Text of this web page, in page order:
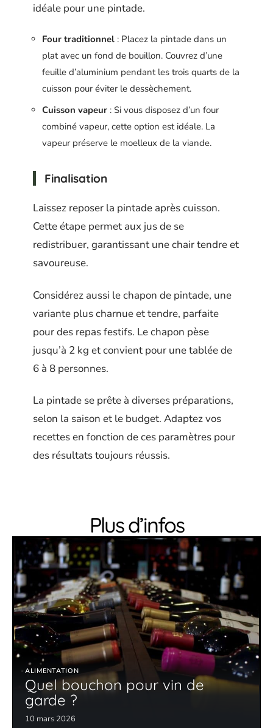
idéale pour une pintade.
Four traditionnel : Placez la pintade dans un
plat avec un fond de bouillon. Couvrez d’une
feuille d’aluminium pendant les trois quarts de la
cuisson pour éviter le dessèchement.
Cuisson vapeur : Si vous disposez d’un four
combiné vapeur, cette option est idéale. La
vapeur préserve le moelleux de la viande.
Finalisation
Laissez reposer la pintade après cuisson.
Cette étape permet aux jus de se
redistribuer, garantissant une chair tendre et
savoureuse.
Considérez aussi le chapon de pintade, une
variante plus charnue et tendre, parfaite
pour des repas festifs. Le chapon pèse
jusqu’à 2 kg et convient pour une tablée de
6 à 8 personnes.
La pintade se prête à diverses préparations,
selon la saison et le budget. Adaptez vos
recettes en fonction de ces paramètres pour
des résultats toujours réussis.
Plus d’infos
ALIMENTATION
Quel bouchon pour vin de
garde ?
10 mars 2026